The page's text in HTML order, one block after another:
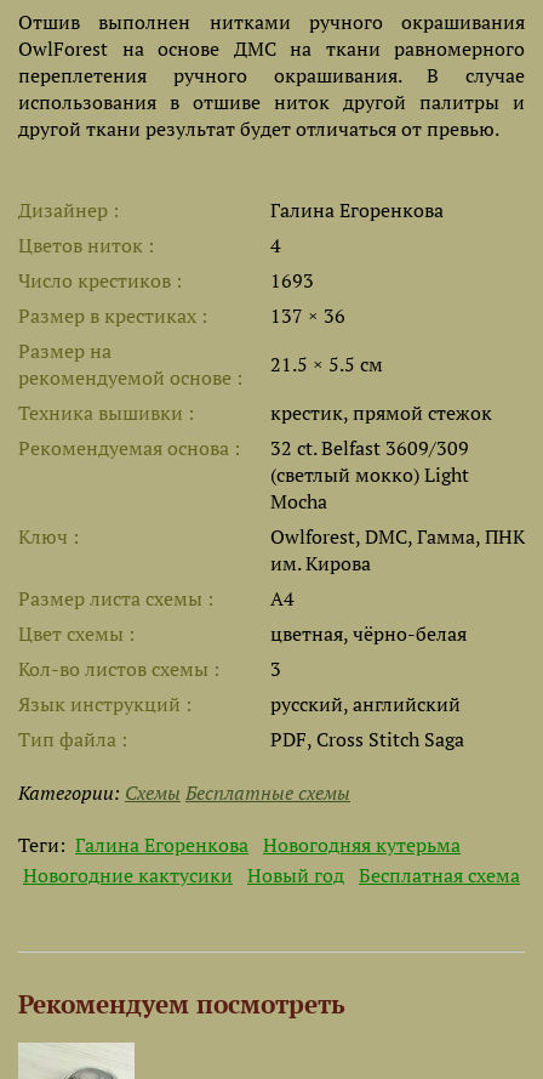
Отшив выполнен нитками ручного окрашивания
OwlForest на основе ДМС на ткани равномерного
переплетения ручного окрашивания. В случае
использования в отшиве ниток другой палитры и
другой ткани результат будет отличаться от превью.
Дизайнер
Галина Егоренкова
Цветов ниток
4
Число крестиков
1693
Размер в крестиках
137 × 36
Размер на
рекомендуемой основе
21.5 × 5.5 см
Техника вышивки
крестик, прямой стежок
Рекомендуемая основа
32 ct. Belfast 3609/309
(светлый мокко) Light
Mocha
Ключ
Owlforest, DMC, Гамма, ПНК
им. Кирова
Размер листа cхемы
A4
Цвет схемы
цветная, чёрно-белая
Кол-во листов схемы
3
Язык инструкций
русский, английский
Тип файла
PDF, Cross Stitch Saga
Категории: Схемы Бесплатные схемы
Теги: Галина Егоренкова Новогодняя кутерьма
Новогодние кактусики Новый год Бесплатная схема
Рекомендуем посмотреть